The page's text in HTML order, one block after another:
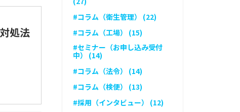
処法
#コラム（衛生管理） (22)
#コラム（工場） (15)
#セミナー（お申し込み受付
中） (14)
#コラム（法令） (14)
#コラム（検便） (13)
#採用（インタビュー） (12)